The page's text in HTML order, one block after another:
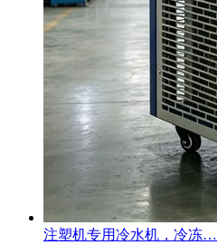
注塑机专用冷水机，冷冻…